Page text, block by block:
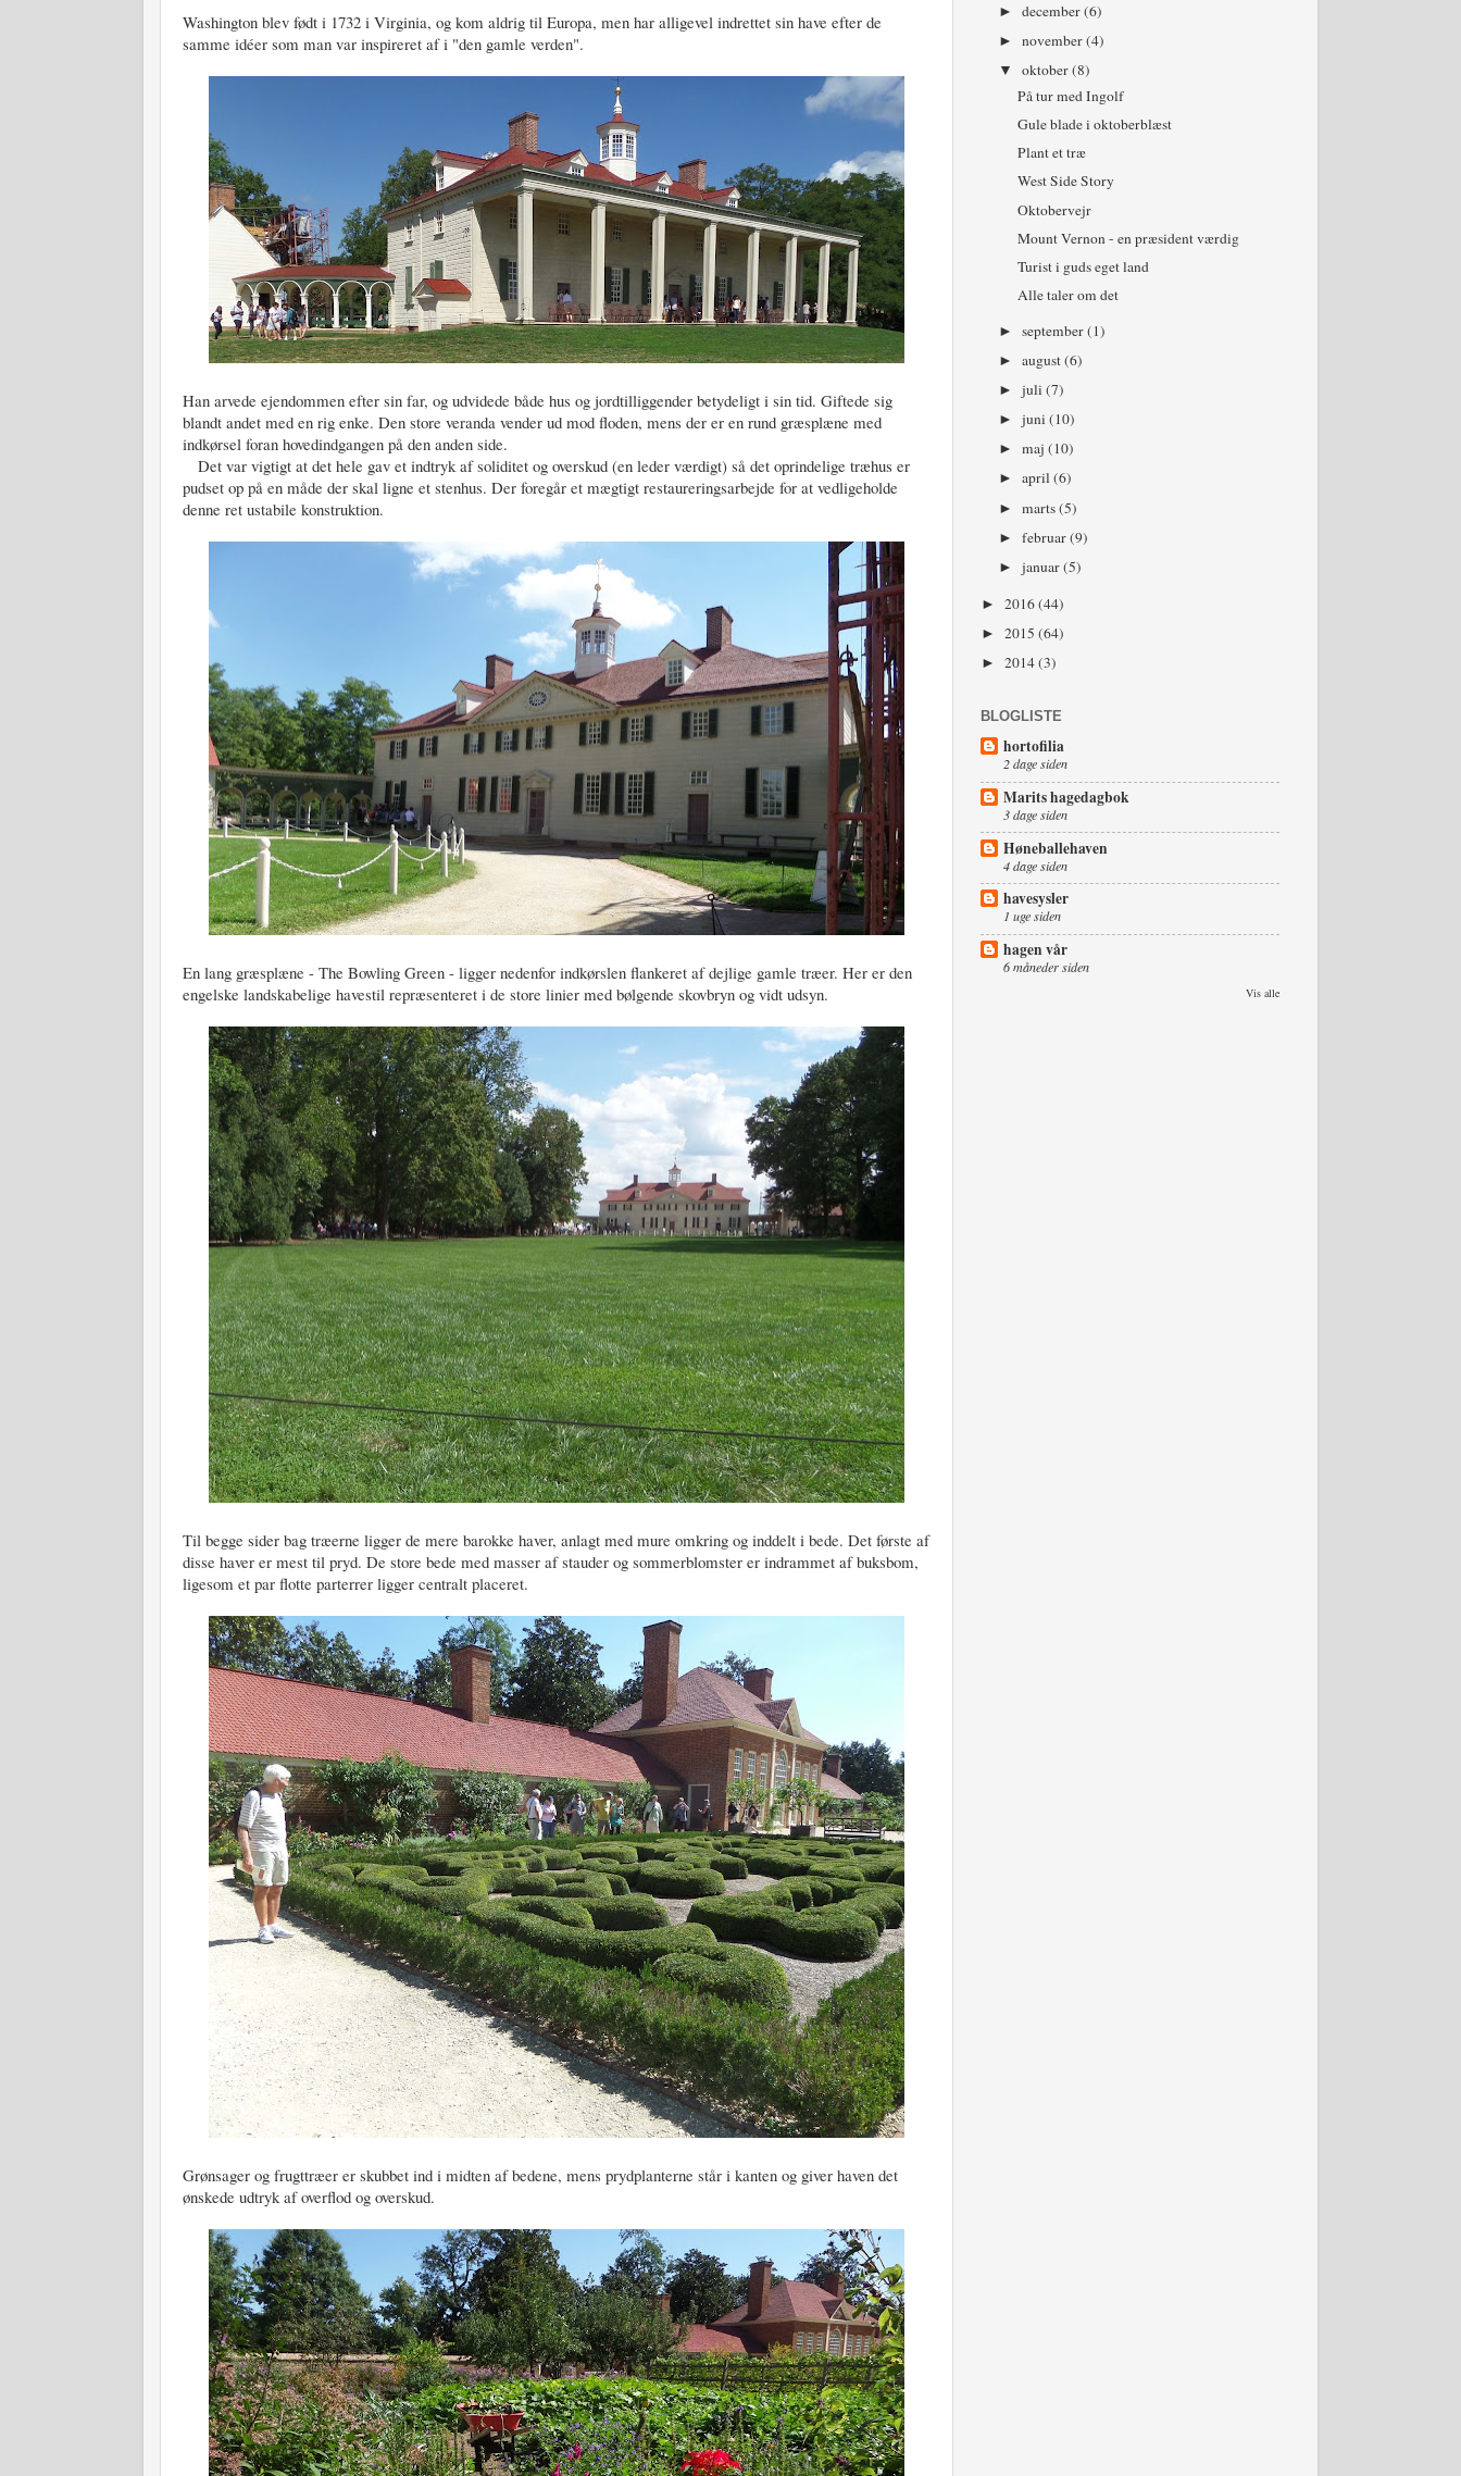
Washington blev født i 1732 i Virginia, og kom aldrig til Europa, men har alligevel indrettet sin have efter de
samme idéer som man var inspireret af i "den gamle verden".
Han arvede ejendommen efter sin far, og udvidede både hus og jordtilliggender betydeligt i sin tid. Giftede sig
blandt andet med en rig enke. Den store veranda vender ud mod floden, mens der er en rund græsplæne med
indkørsel foran hovedindgangen på den anden side.
Det var vigtigt at det hele gav et indtryk af soliditet og overskud (en leder værdigt) så det oprindelige træhus er
pudset op på en måde der skal ligne et stenhus. Der foregår et mægtigt restaureringsarbejde for at vedligeholde
denne ret ustabile konstruktion.
En lang græsplæne - The Bowling Green - ligger nedenfor indkørslen flankeret af dejlige gamle træer. Her er den
engelske landskabelige havestil repræsenteret i de store linier med bølgende skovbryn og vidt udsyn.
Til begge sider bag træerne ligger de mere barokke haver, anlagt med mure omkring og inddelt i bede. Det første af
disse haver er mest til pryd. De store bede med masser af stauder og sommerblomster er indrammet af buksbom,
ligesom et par flotte parterrer ligger centralt placeret.
Grønsager og frugttræer er skubbet ind i midten af bedene, mens prydplanterne står i kanten og giver haven det
ønskede udtryk af overflod og overskud.
►december(6)
►november(4)
▼oktober(8)
På tur med Ingolf
Gule blade i oktoberblæst
Plant et træ
West Side Story
Oktobervejr
Mount Vernon - en præsident værdig
Turist i guds eget land
Alle taler om det
►september(1)
►august(6)
►juli(7)
►juni(10)
►maj(10)
►april(6)
►marts(5)
►februar(9)
►januar(5)
► 2016(44)
► 2015 (64)
► 2014(3)
BLOGLISTE
hortofilia
2 dage siden
Marits hagedagbok
3 dage siden
Høneballehaven
4 dage siden
havesysler
1 uge siden
hagen vår
6 måneder siden
Vis alle